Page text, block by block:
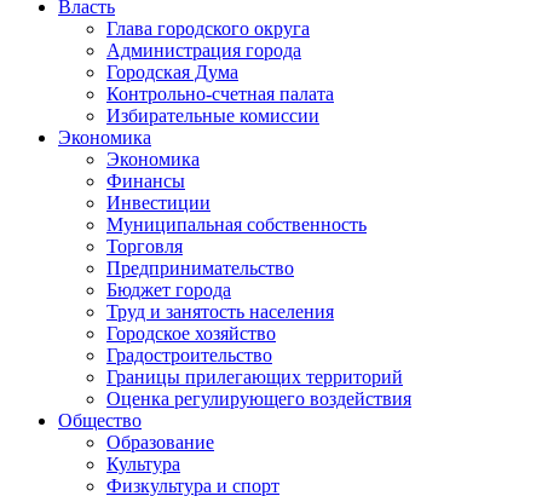
Власть
Глава городского округа
Администрация города
Городская Дума
Контрольно-счетная палата
Избирательные комиссии
Экономика
Экономика
Финансы
Инвестиции
Муниципальная собственность
Торговля
Предпринимательство
Бюджет города
Труд и занятость населения
Городское хозяйство
Градостроительство
Границы прилегающих территорий
Оценка регулирующего воздействия
Общество
Образование
Культура
Физкультура и спорт